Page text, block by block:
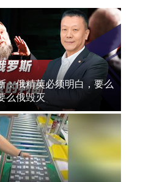
：俄精英必须明白，要么
么俄毁灭